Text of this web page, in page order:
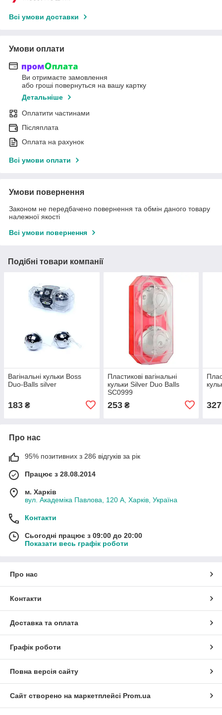
Всі умови доставки
Умови оплати
Ви отримаєте замовлення
або гроші повернуться на вашу картку
Детальніше
Оплатити частинами
Післяплата
Оплата на рахунок
Всі умови оплати
Умови повернення
Законом не передбачено повернення та обмін даного товару
належної якості
Всі умови повернення
Подібні товари компанії
Вагінальні кульки Boss
Duo-Balls silver
183 ₴
Пластикові вагінальні
кульки Silver Duo Balls
SC0999
253₴ 327
Про нас
95% позитивних з 286 відгуків за рік
Працює з 28.08.2014
м. Харків
вул. Академіка Павлова, 120 А, Харків, Україна
Контакти
Сьогодні працює з 09:00 до 20:00
Показати весь графік роботи
Про нас
Контакти
Доставка та оплата
Графік роботи
Повна версія сайту
Сайт створено на маркетплейсі Prom.ua